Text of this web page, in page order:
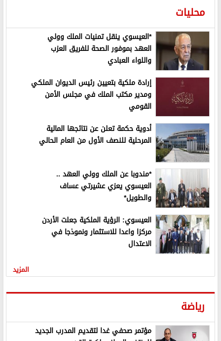
محليات
*العيسوي ينقل تمنيات الملك وولي
العهد بموفور الصحة للفريق العزب
واللواء العبادي
إرادة ملكية بتعيين رئيس الديوان الملكي
ومدير مكتب الملك في مجلس الأمن
القومي
أدوية حكمة تعلن عن نتائجها المالية
المرحلية للنصف الأول من العام الحالي
*مندوبا عن الملك وولي العهد ..
العيسوي يعزي عشيرتي عساف
والطويل*
العيسوي: الرؤية الملكية جعلت الأردن
مركزا واعدا للاستثمار ونموذجا في
الاعتدال
المزيد
رياضة
مؤتمر صحفي غدا لتقديم المدرب الجديد